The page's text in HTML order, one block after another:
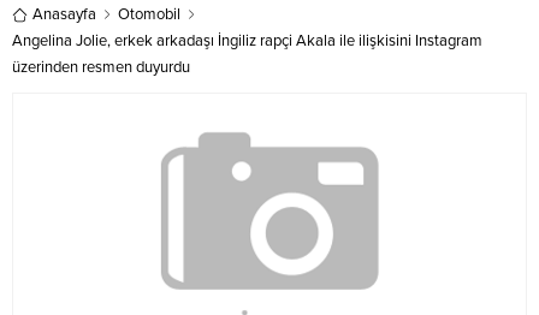
Anasayfa
Otomobil
Angelina Jolie, erkek arkadaşı İngiliz rapçi Akala ile ilişkisini Instagram
üzerinden resmen duyurdu